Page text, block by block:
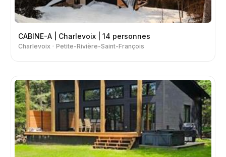
CABINE-A | Charlevoix | 14 personnes
Charlevoix Petite-Rivière-Saint-François